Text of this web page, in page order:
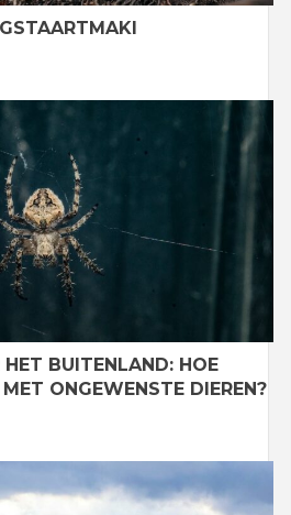
BUITENLAND: HOE
ONGEWENSTE DIEREN?